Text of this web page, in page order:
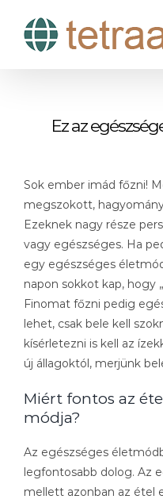
Ez az
Sok ember imád főzni!
megszokott,
Ezeknek nagy része
vagy egészséges. Ha
egy egészséges
napon sokkot kap, hogy
Finomat főzni pedig
lehet, csak bele kell
kísérletezni is kell az
új állagoktól, merjünk
Miért fontos az
módja?
Az egészséges
legfontosabb dolog. Az
mellett azonban az étel